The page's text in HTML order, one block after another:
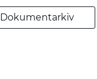
Dokumentarkiv